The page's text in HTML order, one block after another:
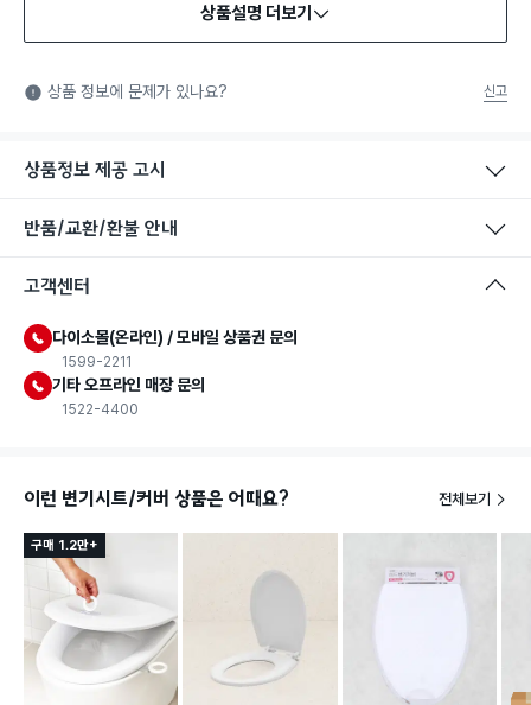
상품설명 더보기
상품 정보에 문제가 있나요? 신고
상품정보 제공 고시
반품/교환/환불 안내
고객센터
다이소몰(온라인) / 모바일 상품권 문의
1599-2211
기타 오프라인 매장 문의
1522-4400
이런 변기시트/커버 상품은 어때요? 전체보기
구매 1.2만+